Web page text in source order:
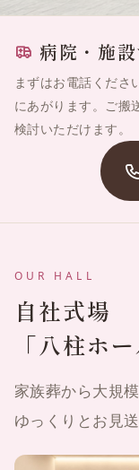
病院・施
まずはお電話くださ
にあがります。ご搬
検討いただけます。
OUR HALL
自社式場
「八柱ホー
家族葬から大規
ゆっくりとお見